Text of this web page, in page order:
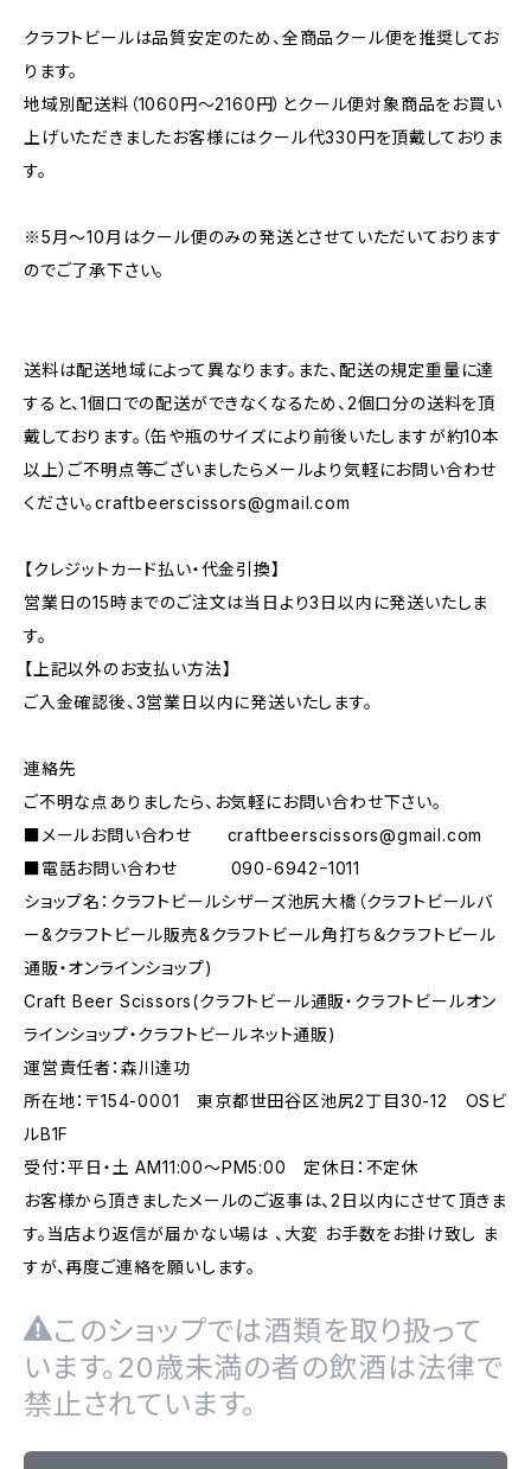
クラフトビールは品質安定のため、全商品クール便を推奨してお
ります。
地域別配送料（1060円～2160円）とクール便対象商品をお買い
上げいただきましたお客様にはクール代330円を頂戴しておりま
す。
※5月～10月はクール便のみの発送とさせていただいております
のでご了承下さい。
送料は配送地域によって異なります。また、配送の規定重量に達
すると、1個口での配送ができなくなるため、2個口分の送料を頂
戴しております。（缶や瓶のサイズにより前後いたしますが約10本
以上）ご不明点等ございましたらメールより気軽にお問い合わせ
ください。craftbeerscissors@gmail.com
【クレジットカード払い・代金引換】
営業日の15時までのご注文は当日より3日以内に発送いたしま
す。
【上記以外のお支払い方法】
ご入金確認後、3営業日以内に発送いたします。
連絡先
ご不明な点ありましたら、お気軽にお問い合わせ下さい。
■メールお問い合わせ craftbeerscissors@gmail.com
■電話お問い合わせ 090-6942ｰ1011
ショップ名：クラフトビールシザーズ池尻大橋（クラフトビールバ
ー&クラフトビール販売&クラフトビール角打ち＆クラフトビール
通販・オンラインショップ)
Craft Beer Scissors(クラフトビール通販・クラフトビールオン
ラインショップ・クラフトビールネット通販)
運営責任者：森川達功
所在地：〒154-0001 東京都世田谷区池尻2丁目30-12 OSビ
ルB1F
受付：平日・土 AM11:00～PM5:00 定休日：不定休
お客様から頂きましたメールのご返事は、2日以内にさせて頂きま
す。当店より返信が届かない場は 、大変 お手数をお掛け致し ま
すが、再度ご連絡を願いします。
このショップでは酒類を取り扱って
います。20歳未満の者の飲酒は法律で
禁止されています。